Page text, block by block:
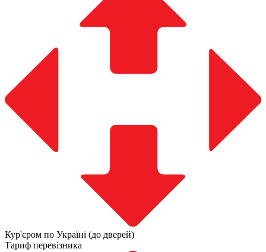
Кур'єром по Україні (до дверей)
Тариф перевізника